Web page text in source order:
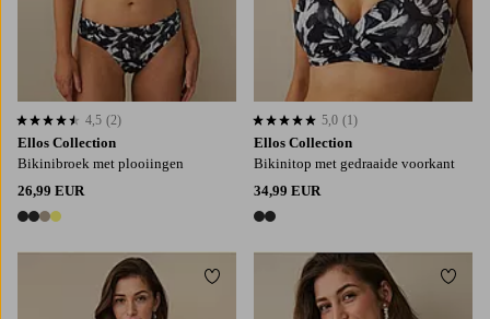
Ellos Collection
Bikinibroek met plooiingen
26,99 EUR
4 kleuren
4,5 op basis van 2 beoordelingen
4,5 (2)
Ellos Collection
Bikinitop met gedraaide voorkant
34,99 EUR
2 kleuren
5,0 op basis van 1 beoordelingen
5,0 (1)
Toevoegen aan favorieten